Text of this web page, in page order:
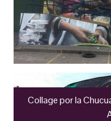
Collage por la